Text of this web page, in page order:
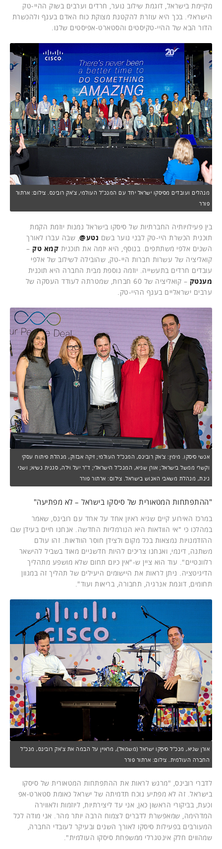
מקיימת בישראל, דוגמת שילוב נוער, חרדים וערבים בשוק ההיי-טק
הישראלי. בכך היא עוזרת להקטנת מצוקת כוח האדם בענף ולהכשרת
הדור הבא של ההיי-טקיסטים והסטארט-אפיסטים שלנו.
מנהלים ועובדים מסיסקו ישראל יחד עם המנכ"ל העולמי, צ'אק רובינס. צילום: ארתור
פורר
בין פעילויותיה החברתיות של סיסקו בישראל נמנות יוזמת הקמת
תוכנית הכשרת היי-טק לבני נוער בשם נטע@ , שבה עברו לאורך
השנים אלפי משתתפים. בנוסף, היא יזמה את תוכנית קמא טק –
קואליציה של עשרות חברות היי-טק, שהובילה לשילוב של אלפי
עובדים חרדים בתעשייה. יוזמה נוספת מבית החברה היא תוכנית
מענטק
– קואליציה של 60 חברות, שמטרתה לעודד העסקה של
ערבים ישראליים בענף ההיי-טק.
אנשי סיסקו. מימין: צ'אק רובינס, המנכ"ל העולמי; זיקה אבזוק, מנהלת פיתוח עסקי
וקשרי ממשל בישראל; אורן שגיא, המנכ"ל הישראלי; ד"ר יעל וילה, סגנית נשיא; ושני
גינת, מנהלת משאבי האנוש בישראל. צילום: ארתור פורר
"ההתפתחות המטאורית של סיסקו בישראל – לא מפתיעה"
במרכז האירוע קיים שגיא ראיון אחד על אחד עם רובינס, שאמר
במהלכו כי "אי הוודאות היא הנורמליות החדשה. אנחנו חיים בעידן שבו
ההזדמנויות נמצאות בכל מקום ולצידן חוסר הוודאות. זהו עולם
משתנה, דינמי, ואנחנו צריכים להיות חדשניים מאוד בשביל להישאר
רלוונטיים". עוד הוא ציין ש-"אין כיום תחום שלא מושפע מתהליך
הדיגיטציה. ניתן לראות את היישומים היעילים של תהליך זה במגוון
תחומים, דוגמת אנרגיה, תחבורה, בריאות ועוד".
אורן שגיא, מנכ"ל סיסקו ישראל (משמאל), מראיין על הבמה את צ'אק רובינס, מנכ"ל
החברה העולמית. צילום: ארתור פורר
לדברי רובינס, "מרגש לראות את ההתפתחות המטאורית של סיסקו
בישראל. זה לא מפתיע נוכח תדמיתה של ישראל כאומת סטארט-אפ
וכעת, בביקורי הראשון כאן, אני עד ליצירתיות, ליוזמות ולאווירה
המדהימה, שמאפשרת לדברים לצמוח הרבה יותר מהר. אני מודה לכל
המעורבים בפעילות סיסקו לאורך השנים ובעיקר לעובדי החברה,
שמהווים חלק אינטגרלי ממשפחת סיסקו העולמית".